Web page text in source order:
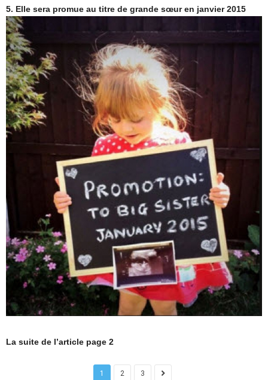
5. Elle sera promue au titre de grande sœur en janvier 2015
La suite de l’article page 2
1 2 3